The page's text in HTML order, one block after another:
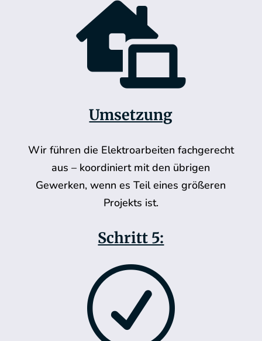

Umsetzung
Wir führen die Elektroarbeiten fachgerecht
aus – koordiniert mit den übrigen
Gewerken, wenn es Teil eines größeren
Projekts ist.
Schritt 5:
R